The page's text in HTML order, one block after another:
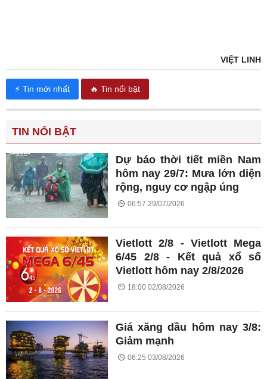
VIỆT LINH
⚡ Tin mới nhất 🔥 Tin nổi bật
TIN NỔI BẬT
Dự báo thời tiết miền Nam
hôm nay 29/7: Mưa lớn diện
rộng, nguy cơ ngập úng
06:57 29/07/2026
Vietlott 2/8 - Vietlott Mega
6/45 2/8 - Kết quả xổ số
Vietlott hôm nay 2/8/2026
18:00 02/08/2026
Giá xăng dầu hôm nay 3/8:
Giảm mạnh
06:25 03/08/2026